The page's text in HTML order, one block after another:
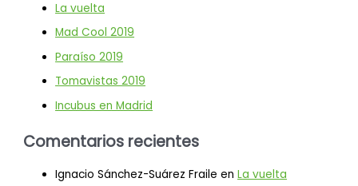
La vuelta
Mad Cool 2019
Paraíso 2019
Tomavistas 2019
Incubus en Madrid
Comentarios recientes
Ignacio Sánchez-Suárez Fraile enLa vuelta